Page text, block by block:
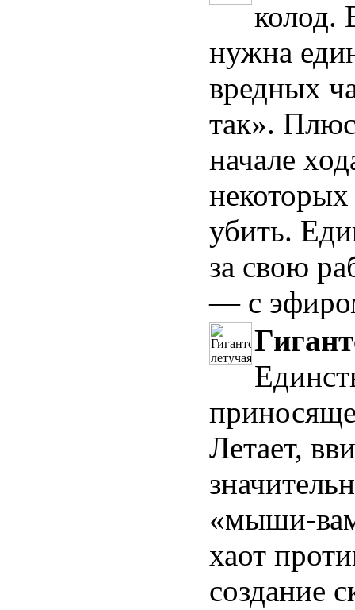
колод.
нужна
вредных
так».
начале
некоторых
убить.
за свою
— с
Летает,
«мыши-
хаот
создание